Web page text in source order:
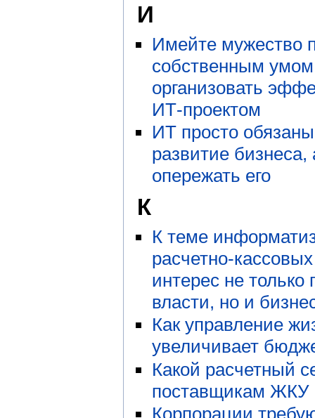
И
Имейте мужество
собственным
организовать
ИТ-проектом
ИТ просто
развитие
опережать его
К
К теме
расчетно-
интерес не только
власти, но и
Как управление
увеличивает
Какой расчетный
поставщикам ЖКУ
Корпорации